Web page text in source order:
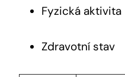
Fyzická aktivita
Zdravotní ⁤stav